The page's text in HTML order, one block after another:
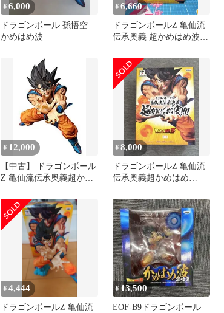
¥6,000
ドラゴンボール 孫悟空
かめはめ波
¥6,660
ドラゴンボールZ 亀仙流
伝承奥義 超かめはめ波‼︎‼︎
¥ 12,000
【中古】 ドラゴンボール
Z 亀仙流伝承奥義超かめ
アニメ フィギュア グッ
ズ プライズ バンプレス
ト
¥8,000
ドラゴンボールZ 亀仙流
伝承奥義超かめはめ
プレスト
¥4,444
ドラゴンボールZ 亀仙流
¥13,500
EOF-B9ドラゴンボール